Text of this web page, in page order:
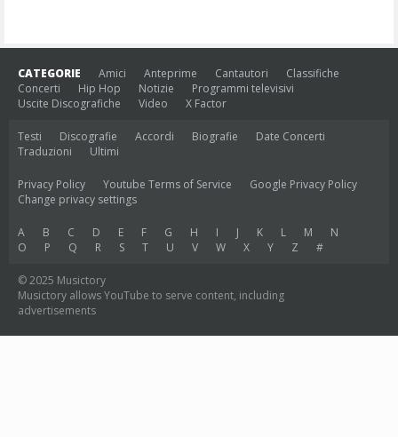
CATEGORIE Amici Anteprime Cantautori
Classifiche
Concerti
Hip Hop Notizie
Programmi televisivi
Uscite Discografiche
Video X Factor
Testi Discografie Accordi Biografie
Date Concerti
Traduzioni
Ultimi
Privacy Policy Youtube Terms of Service
Google Privacy Policy
Change privacy settings
A B C D E F G H I J K L M
N
O
P Q R S T U V W X Y Z #
© 2025 Musictory
Musictory allows YouTube to serve content, including
advertisements